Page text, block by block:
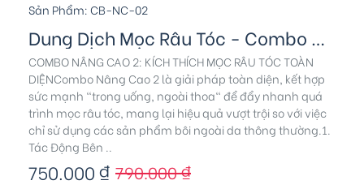
Sản Phẩm:CB-NC-02
Dung Dịch Mọc Râu Tóc - Combo Nâng Cao 2
COMBO NÂNG CAO 2: KÍCH THÍCH MỌC RÂU TÓC TOÀN
DIỆNCombo Nâng Cao 2 là giải pháp toàn diện, kết hợp
sức mạnh "trong uống, ngoài thoa" để đẩy nhanh quá
trình mọc râu tóc, mang lại hiệu quả vượt trội so với việc
chỉ sử dụng các sản phẩm bôi ngoài da thông thường.1.
Tác Động Bên ..
750.000 ₫ 790.000 ₫